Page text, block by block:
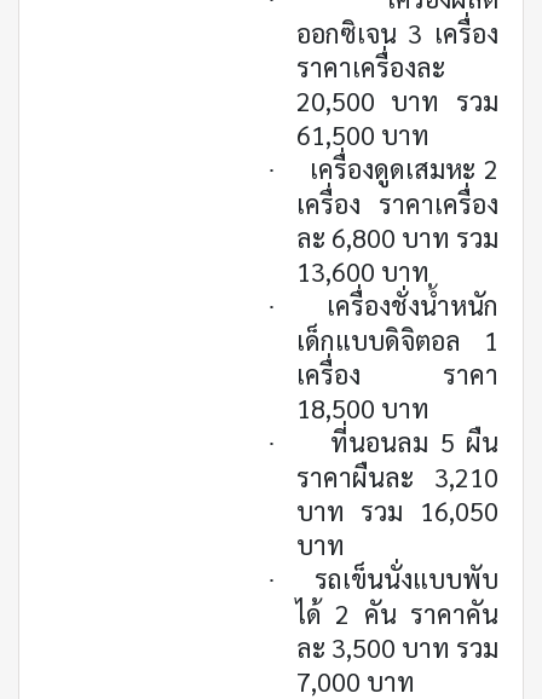
ออกซิเจน 3 เครื่อง
ราคาเครื่องละ
20,500 บาท รวม
61,500 บาท
·
เครื่องดูดเสมหะ 2
เครื่อง ราคาเครื่อง
ละ 6,800 บาท รวม
13,600 บาท
·
เครื่องชั่งน้ำหนัก
เด็กแบบดิจิตอล 1
เครื่อง ราคา
18,500 บาท
·
ที่นอนลม 5 ผืน
ราคาผืนละ 3,210
บาท รวม 16,050
บาท
·
รถเข็นนั่งแบบพับ
ได้ 2 คัน ราคาคัน
ละ 3,500 บาท รวม
7,000 บาท